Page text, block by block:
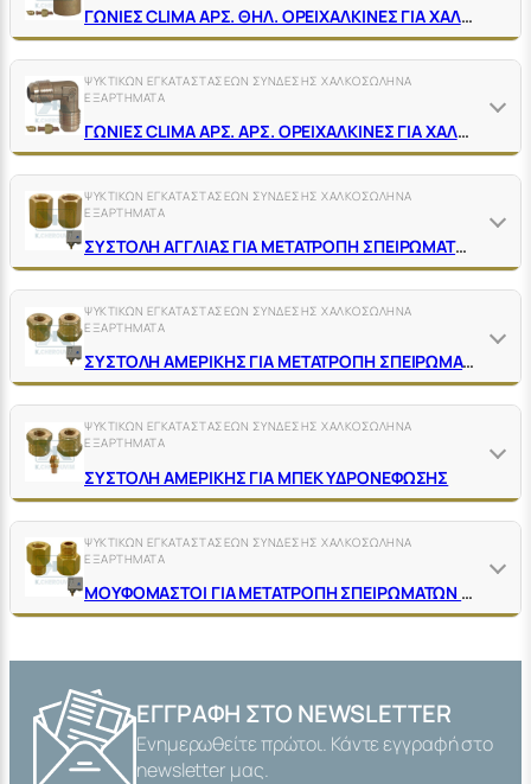
ΓΩΝΙΕΣ CLIMA ΑΡΣ. ΘΗΛ. ΟΡΕΙΧΑΛΚΙΝΕΣ ΓΙΑ ΧΑΛΚΟΣΩΛΗΝΑ ΨΥΚΤΙΚΩΝ ΕΓΚΑΤ/ΣΕΩΝ
ΨΥΚΤΙΚΩΝ ΕΓΚΑΤΑΣΤΑΣΕΩΝ ΣΥΝΔΕΣΗΣ ΧΑΛΚΟΣΩΛΗΝΑ
ΕΞΑΡΤΗΜΑΤΑ
ΓΩΝΙΕΣ CLΙΜΑ ΑΡΣ. ΑΡΣ. ΟΡΕΙΧΑΛΚΙΝΕΣ ΓΙΑ ΧΑΛΚΟΣΩΛΗΝΑ ΨΥΚΤΙΚΩΝ ΕΓΚΑΤ/ΣΕΩΝ (ΑΝSΙ Β 1.1-1982)
ΨΥΚΤΙΚΩΝ ΕΓΚΑΤΑΣΤΑΣΕΩΝ ΣΥΝΔΕΣΗΣ ΧΑΛΚΟΣΩΛΗΝΑ
ΕΞΑΡΤΗΜΑΤΑ
ΣΥΣΤΟΛΗ ΑΓΓΛΙΑΣ ΓΙΑ ΜΕΤΑΤΡΟΠΗ ΣΠΕΙΡΩΜΑΤΩΝ (ΤΑΦ ΠΕΝΤΑΟΔΟ)
ΨΥΚΤΙΚΩΝ ΕΓΚΑΤΑΣΤΑΣΕΩΝ ΣΥΝΔΕΣΗΣ ΧΑΛΚΟΣΩΛΗΝΑ
ΕΞΑΡΤΗΜΑΤΑ
ΣΥΣΤΟΛΗ ΑΜΕΡΙΚΗΣ ΓΙΑ ΜΕΤΑΤΡΟΠΗ ΣΠΕΙΡΩΜΑΤΩΝ ΟΡΕΙΧΑΛΚΙΝΗ ΕΞΑΓΩΝΗ
ΨΥΚΤΙΚΩΝ ΕΓΚΑΤΑΣΤΑΣΕΩΝ ΣΥΝΔΕΣΗΣ ΧΑΛΚΟΣΩΛΗΝΑ
ΕΞΑΡΤΗΜΑΤΑ
ΣΥΣΤΟΛΗ ΑΜΕΡΙΚΗΣ ΓΙΑ ΜΠΕΚ ΥΔΡΟΝΕΦΩΣΗΣ
ΨΥΚΤΙΚΩΝ ΕΓΚΑΤΑΣΤΑΣΕΩΝ ΣΥΝΔΕΣΗΣ ΧΑΛΚΟΣΩΛΗΝΑ
ΕΞΑΡΤΗΜΑΤΑ
ΜΟΥΦΟΜΑΣΤΟΙ ΓΙΑ ΜΕΤΑΤΡΟΠΗ ΣΠΕΙΡΩΜΑΤΩΝ ΟΡΕΙΧΑΛΚΙΝΟΙ ΚΙΤΡΙΝΟΙ
ΕΓΓΡΑΦΉ ΣΤΟ NEWSLETTER
Ενημερωθείτε πρώτοι. Κάντε εγγραφή στο
newsletter μας.